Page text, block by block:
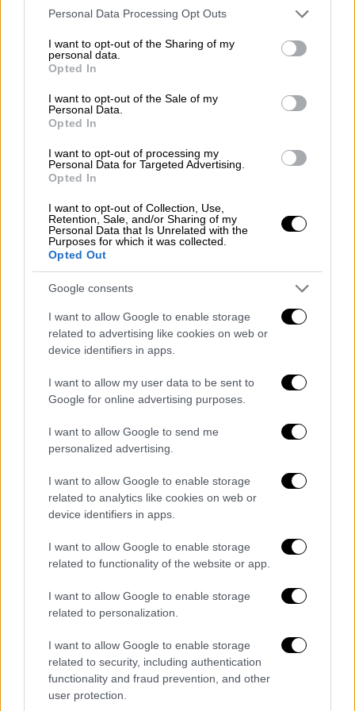
Please note that this website/app uses one or more Google
not limited to your visit or usage behaviour. You may click to
grant or deny consent to Google and its third-party tags to
use your data for below specified purposes in below Google
consent section.
Personal Data Processing Opt Outs
I want to opt-out of the Sharing of my
personal data.
Opted In
I want to opt-out of the Sale of my
Personal Data.
Opted In
I want to opt-out of processing my
Personal Data for Targeted Advertising.
Opted In
I want to opt-out of Collection, Use,
Retention, Sale, and/or Sharing of my
Personal Data that Is Unrelated with the
Purposes for which it was collected.
Opted Out
Google consents
I want to allow Google to enable storage
related to advertising like cookies on web or
device identifiers in apps.
I want to allow my user data to be sent to
Google for online advertising purposes.
I want to allow Google to send me
personalized advertising.
I want to allow Google to enable storage
related to analytics like cookies on web or
device identifiers in apps.
I want to allow Google to enable storage
related to functionality of the website or app.
I want to allow Google to enable storage
related to personalization.
I want to allow Google to enable storage
related to security, including authentication
functionality and fraud prevention, and other
user protection.
τη Σύνοδο Κορυφής του ΝΑΤΟ στην
αυξάνοντας τις αμυντικές της δαπάνες πάνω
από το 2% του εθνικού εισοδήματος.
Κρατήστε το και χρησιμοποιήστε το ή
πουλήστε το και ξεφορτωθείτε το;
Η πρόταση του επιχειρηματία και πρώην
πολιτικούΤζαβίτ Τσαγλάρ
S-400 και να «ξεφορτωθεί» η Τουρκία αυτόν
τον ‘μπελά’, ανοίγει νέες προοπτικές. Ο
Τσαγλάρ, ο οποίος έχει παίξει ρόλο στην
επίλυση προηγούμενων κρίσεων με τη
Ρωσία, πιστεύει ότι η πώληση των S-400 θα
μπορούσε να εξομαλύνει τις σχέσεις με τις
ΗΠΑ και να βελτιώσει τη θέση της Τουρκίας
στη διεθνή σκηνή.
Η λύση του Τζαβίτ Τσαγλάρ στο κανάλι T24,
είναι απλή: «Θα τα πουλούσα και θα τα
ξεφορτωνόμουν», είπε, προσθέτοντας:
«Υπάρχει ήδη πελάτης [σσ. σχετική αναφορά
Πακιστάν και Ινδία στην εν λόγω
συνέντευξη], η Ρωσία θα μας συγχωρούσε».
Τσαγλάρ συνεχίζει λέγοντας
διανύει μια εύθραυστη περίοδο. Αν και
έχουμε πολλά προβλήματα με τις ΗΠΑ,
επιλυθεί το ζήτημα των S-400, θα επιλυθούν
και άλλα ζητήματα.
Μπορούμε να μιλήσουμε τόσο με τους
Ρώσους όσο και με τους Αμερικανούς.
Διαπραγματευόμαστε. Όλα θα επιλυθούν με
τη συζήτηση».